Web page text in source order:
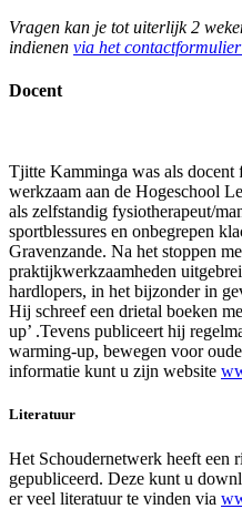
Vragen kan je tot uiterlijk 2
indienen via het contactformulier
Docent
Tjitte Kamminga was als docent
werkzaam aan de Hogeschool
als zelfstandig fysiotherapeut/
sportblessures en onbegrepen
Gravenzande. Na het stoppen
praktijkwerkzaamheden
hardlopers, in het bijzonder in
Hij schreef een drietal boeken
up’ .Tevens publiceert hij
warming-up, bewegen voor
informatie kunt u zijn website
Literatuur
Het Schoudernetwerk heeft een
gepubliceerd. Deze kunt u
er veel literatuur te vinden via